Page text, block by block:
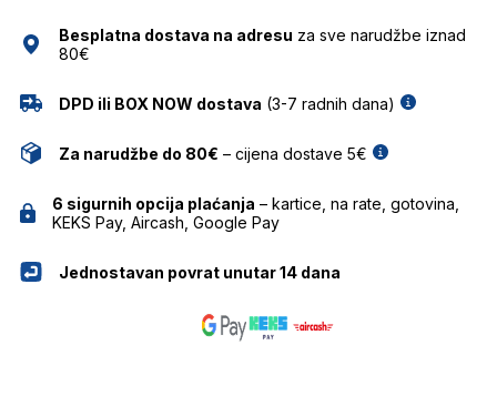
Besplatna dostava na adresu za sve narudžbe iznad
80€
DPD ili BOX NOW dostava (3-7 radnih dana)
Za narudžbe do 80€ – cijena dostave 5€
6 sigurnih opcija plaćanja – kartice, na rate, gotovina,
KEKS Pay, Aircash, Google Pay
Jednostavan povrat unutar 14 dana